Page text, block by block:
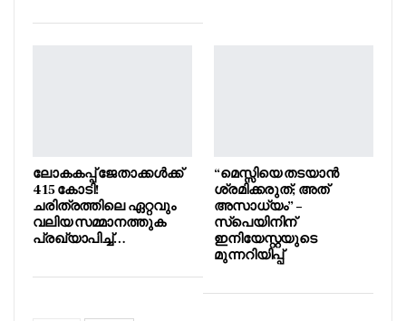
ലോകകപ്പ് ജേതാക്കൾക്ക്
415 കോടി!
ചരിത്രത്തിലെ ഏറ്റവും
വലിയ സമ്മാനത്തുക
പ്രഖ്യാപിച്ച്…
“മെസ്സിയെ തടയാൻ
ശ്രമിക്കരുത്; അത്
അസാധ്യം” –
സ്പെയിനിന്
ഇനിയേസ്റ്റയുടെ
മുന്നറിയിപ്പ്